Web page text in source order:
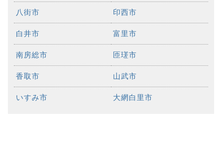
八街市 印西市
白井市 富里市
南房総市 匝瑳市
香取市 山武市
いすみ市 大網白里市